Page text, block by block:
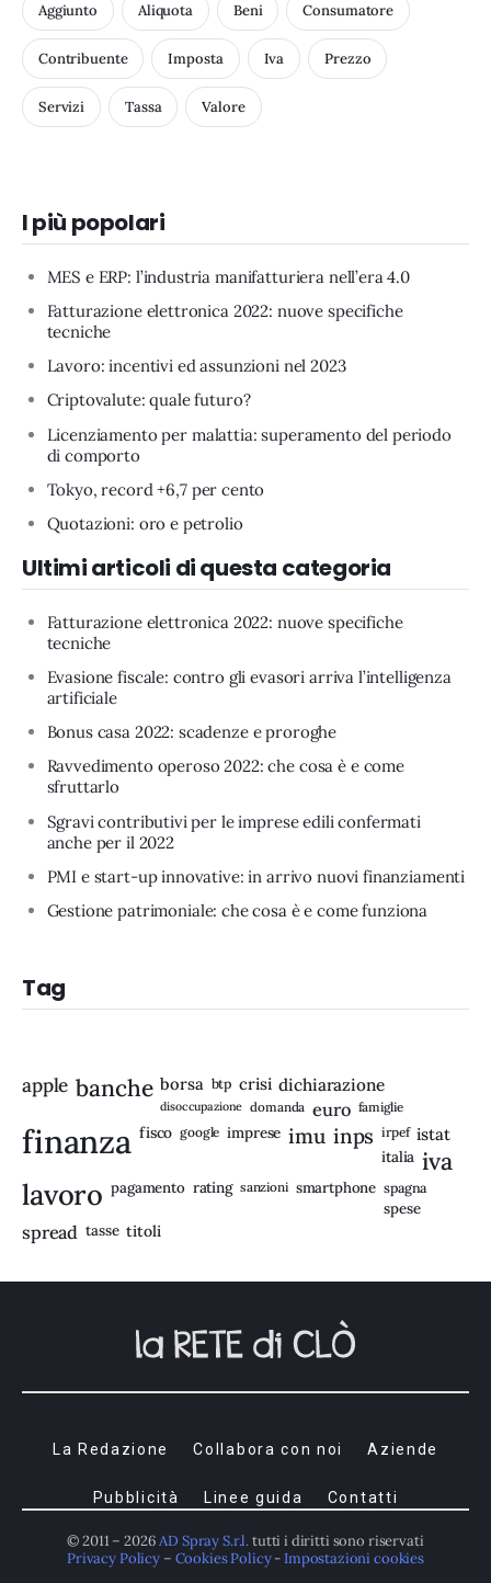
Aggiunto Aliquota Beni Consumatore
Contribuente Imposta Iva Prezzo
Servizi Tassa Valore
I più popolari
MES e ERP: l’industria manifatturiera nell’era 4.0
Fatturazione elettronica 2022: nuove specifiche
tecniche
Lavoro: incentivi ed assunzioni nel 2023
Criptovalute: quale futuro?
Licenziamento per malattia: superamento del periodo
di comporto
Tokyo, record +6,7 per cento
Quotazioni: oro e petrolio
Ultimi articoli di questa categoria
Fatturazione elettronica 2022: nuove specifiche
tecniche
Evasione fiscale: contro gli evasori arriva l’intelligenza
artificiale
Bonus casa 2022: scadenze e proroghe
Ravvedimento operoso 2022: che cosa è e come
sfruttarlo
Sgravi contributivi per le imprese edili confermati
anche per il 2022
PMI e start-up innovative: in arrivo nuovi finanziamenti
Gestione patrimoniale: che cosa è e come funziona
Tag
apple banche borsa btp crisi dichiarazione
disoccupazione domanda euro famiglie
finanza fisco google imprese imu inps irpef istat
italia iva
lavoro pagamento rating sanzioni smartphone spagna
spese
spread tasse titoli
La Redazione Collabora con noi Aziende
Pubblicità Linee guida Contatti
© 2011 – 2026AD Spray S.r.l.tutti i diritti sono riservati
Privacy Policy– Cookies Policy-Impostazioni cookies